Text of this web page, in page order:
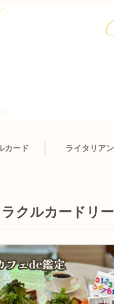
カード ライタリアン
クルカードリ